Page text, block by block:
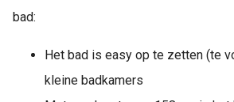
bad:
Het bad is easy op te zetten (te
kleine badkamers